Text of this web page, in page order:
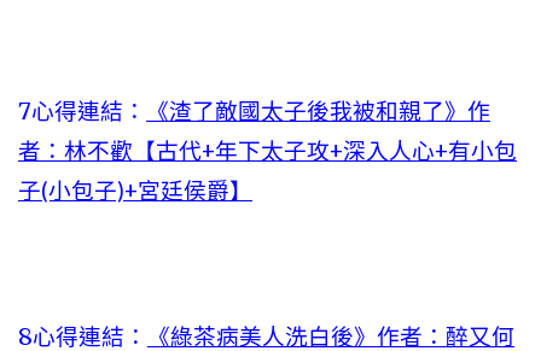
7心得連結：
《渣了敵國太子後我被和親了》作
者：林不歡【古代+年下太子攻+深入人心+有小包
子(小包子)+宮廷侯爵】
8心得連結： 《綠茶病美人洗白後》作者：醉又何